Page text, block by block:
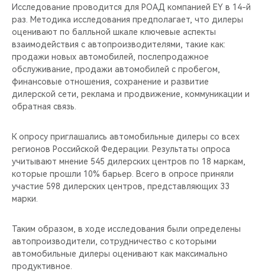
НОВИНКИ
БЛАГОТВОРИТЕЛЬНОСТЬ
CHERY REMOTE
CHERY И СПОРТ
НАШИ МЕРОПРИЯТИЯ
ВИДЕООБЗОРЫ
CHERY ДЛЯ ДЕТЕЙ
Исследование проводится для РОАД компанией EY в 14-й
раз. Методика исследования предполагает, что дилеры
оценивают по балльной шкале ключевые аспекты
взаимодействия с автопроизводителями, такие как:
продажи новых автомобилей, послепродажное
обслуживание, продажи автомобилей с пробегом,
финансовые отношения, сохранение и развитие
дилерской сети, реклама и продвижение, коммуникации и
обратная связь.
К опросу приглашались автомобильные дилеры со всех
регионов Российской Федерации. Результаты опроса
учитывают мнение 545 дилерских центров по 18 маркам,
которые прошли 10% барьер. Всего в опросе приняли
участие 598 дилерских центров, представляющих 33
марки.
Таким образом, в ходе исследования были определены
автопроизводители, сотрудничество с которыми
автомобильные дилеры оценивают как максимально
продуктивное.